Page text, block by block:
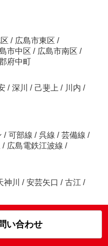
/ 広島市東区 /
市中区 / 広島市南区 /
府中町
/ 深川 / 己斐上 / 川内 /
/ 可部線 / 呉線 / 芸備線 /
/ 広島電鉄江波線 /
神川 / 安芸矢口 / 古江 /
い合わせ